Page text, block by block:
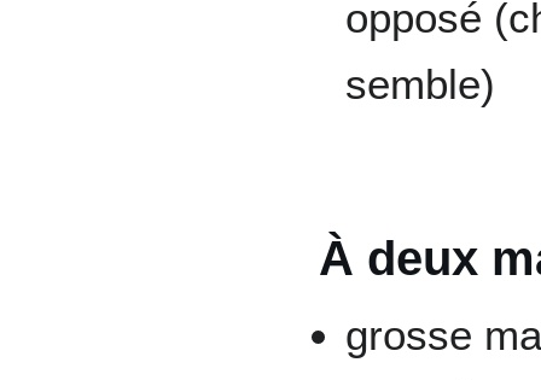
opposé
semble)
À deux
grosse